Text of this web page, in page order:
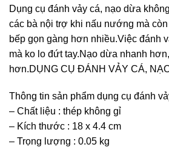
Dụng cụ đánh vảy cá, nạo dừa
các bà nội trợ khi nấu nướng mà
bếp gọn gàng hơn nhiều.Việc đánh
mà ko lo đứt tay.Nạo dừa nhanh
hơn.DỤNG CỤ ĐÁNH VẢY CÁ,
Thông tin sản phẩm dụng cụ đánh
– Chất liệu : thép không gỉ
– Kích thước : 18 x 4.4 cm
– Trọng lượng : 0.05 kg